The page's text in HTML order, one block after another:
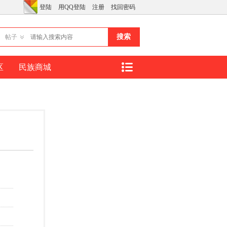
登陆 用QQ登陆 注册 找回密码
帖子 搜索
民族商城